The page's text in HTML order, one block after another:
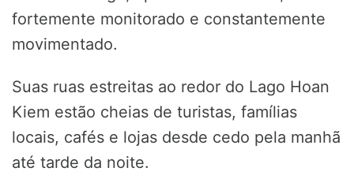
fortemente monitorado e constantemente
movimentado.
Suas ruas estreitas ao redor do Lago Hoan
Kiem estão cheias de turistas, famílias
locais, cafés e lojas desde cedo pela manhã
até tarde da noite.